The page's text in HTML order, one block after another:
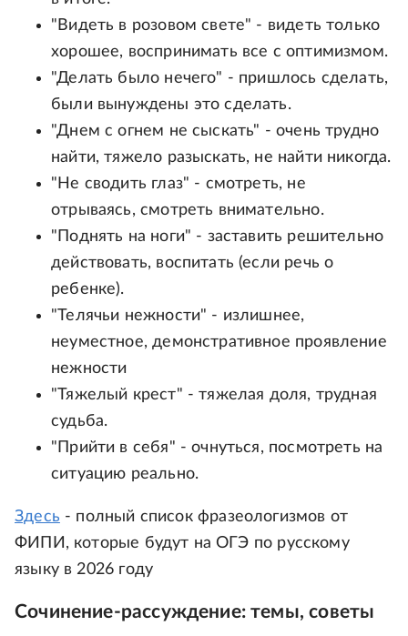
"Видеть в розовом свете" - видеть только
хорошее, воспринимать все с оптимизмом.
"Делать было нечего" - пришлось сделать,
были вынуждены это сделать.
"Днем с огнем не сыскать" - очень трудно
найти, тяжело разыскать, не найти никогда.
"Не сводить глаз" - смотреть, не
отрываясь, смотреть внимательно.
"Поднять на ноги" - заставить решительно
действовать, воспитать (если речь о
ребенке).
"Телячьи нежности" - излишнее,
неуместное, демонстративное проявление
нежности
"Тяжелый крест" - тяжелая доля, трудная
судьба.
"Прийти в себя" - очнуться, посмотреть на
ситуацию реально.
Здесь - полный список фразеологизмов от
ФИПИ, которые будут на ОГЭ по русскому
языку в 2026 году
Сочинение-рассуждение: темы, советы